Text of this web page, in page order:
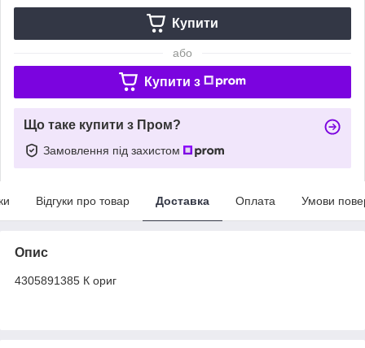
Купити
або
Купити з
Що таке купити з Пром?
Замовлення під захистом
Відгуки про товар Доставка Оплата Умови
Опис
4305891385 К ориг